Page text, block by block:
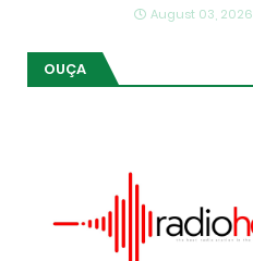
August 03, 2026
OUÇA